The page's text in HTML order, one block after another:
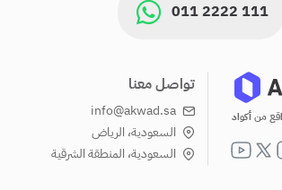
011 2222 111
من أكواد
تواصل معنا
info@akwad.sa
السعودية، الرياض
السعودية، المنطقة الشرقية